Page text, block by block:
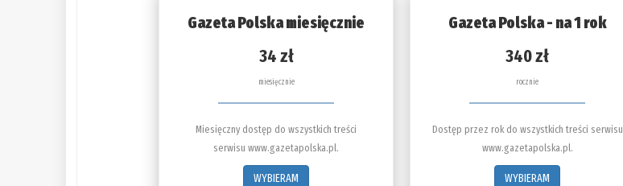
Gazeta Polska miesięcznie
34 zł
miesięcznie
Miesięczny dostęp do wszystkich treści
serwisu www.gazetapolska.pl.
WYBIERAM
Gazeta Polska - na 1 rok
340 zł
rocznie
Dostęp przez rok do wszystkich treści serwisu
www.gazetapolska.pl.
WYBIERAM